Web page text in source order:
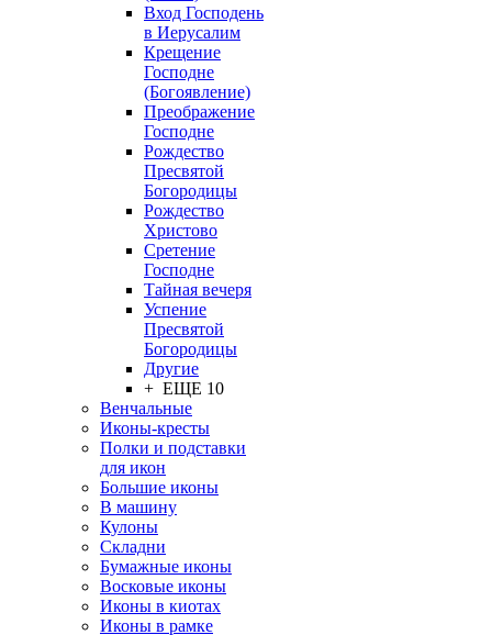
Вход Господень
в Иерусалим
Крещение
Господне
(Богоявление)
Преображение
Господне
Рождество
Пресвятой
Богородицы
Рождество
Христово
Сретение
Господне
Тайная вечеря
Успение
Пресвятой
Богородицы
Другие
+ ЕЩЕ 10
Венчальные
Иконы-кресты
Полки и подставки
для икон
Большие иконы
В машину
Кулоны
Складни
Бумажные иконы
Восковые иконы
Иконы в киотах
Иконы в рамке